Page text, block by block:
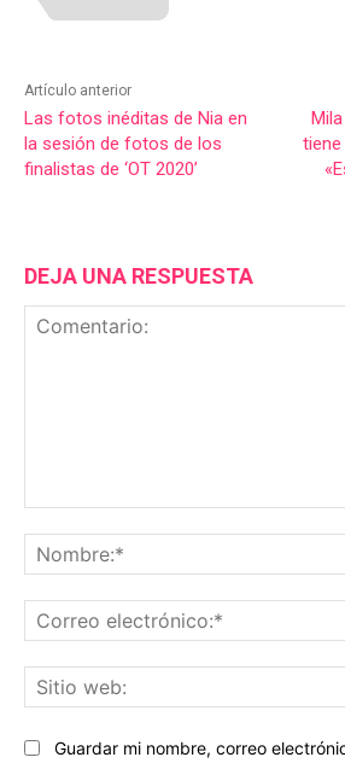
Artículo anterior
Las fotos inéditas de Nia en
la sesión de fotos de los
finalistas de ‘OT 2020’
DEJA UNA RESPUESTA
Guardar mi nombre, correo